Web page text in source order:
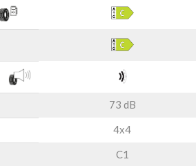
73 dB
4x4
C1